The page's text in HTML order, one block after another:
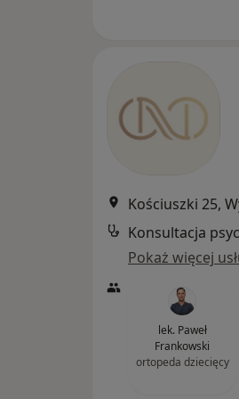
Kościuszki 25,
Konsultacja
Pokaż więcej
lek. Paweł
Frankowski
ortopeda dziecięcy